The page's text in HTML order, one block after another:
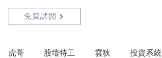
免費試閱
虎哥 股壇特工 雲狄 投資系統